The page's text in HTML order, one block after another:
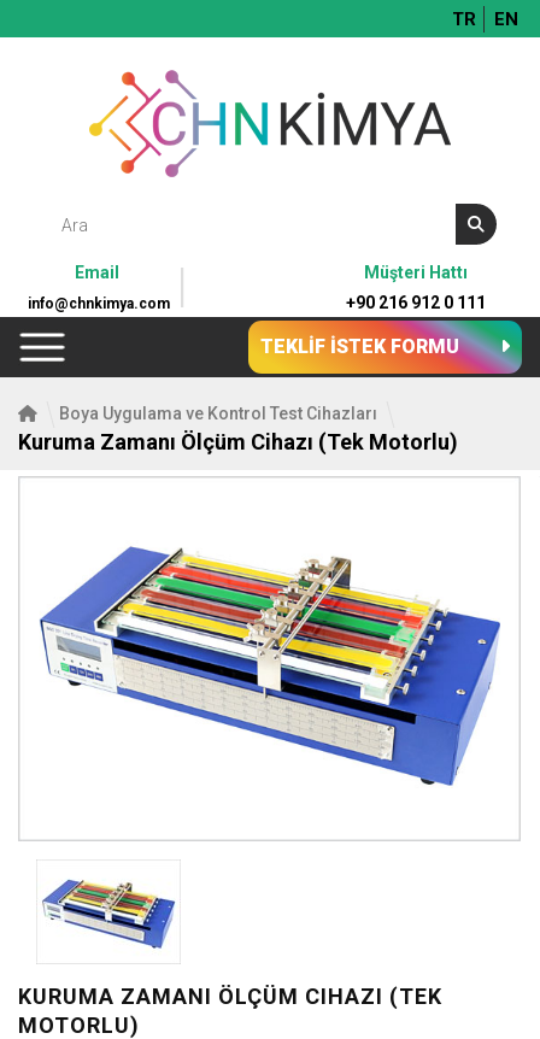
TR EN
Müşteri Hattı
+90 216 912 0 111
Email
info@chnkimya.com
TEKLİF İSTEK FORMU
Boya Uygulama ve Kontrol Test Cihazları
Kuruma Zamanı Ölçüm Cihazı (Tek Motorlu)
KURUMA ZAMANI ÖLÇÜM CIHAZI (TEK
MOTORLU)